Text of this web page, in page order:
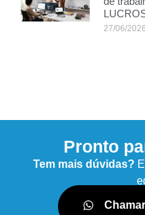
27/06/2026
Pronto
Tem mais dúvidas?